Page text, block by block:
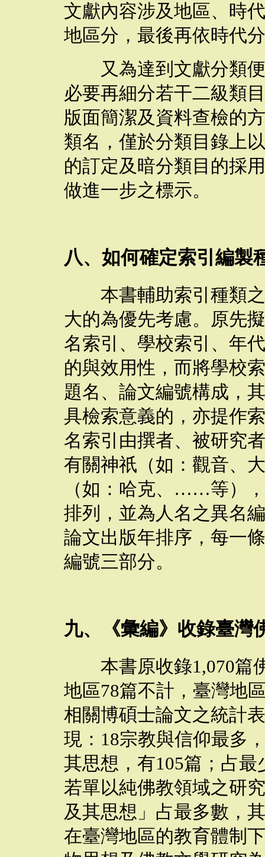
文獻內容涉及地區、時
地區分，最後再依時代
又為達到文獻分類便
必要再細分若干二級類
版面簡潔及資料查檢的
類名，僅於分類目錄上
的訂定及暗分類目的採
做進一步之標示。
八、如何確定索引編製
本書輔助索引種類之
大的為優先考慮。原先
名索引、學校索引、年
的與效用性，而將學校
題名、論文編號構成，
具檢索意義的，亦提作
名索引由撰者、被研究
有關神祇（如：觀音、
（如：哈克、
……等）
排列，並為人名之異名
論文出版年排序，每一
編號三部分。
九、《彙編》收錄臺灣
本書原收錄1,070篇
地區78篇不計，臺灣地
相關博碩士論文之統計
現： 18宗教與信仰最多
其思想，有105篇；占最
若單以純佛教領域之研
及其思想」占最多數，
在臺灣地區的教育體制